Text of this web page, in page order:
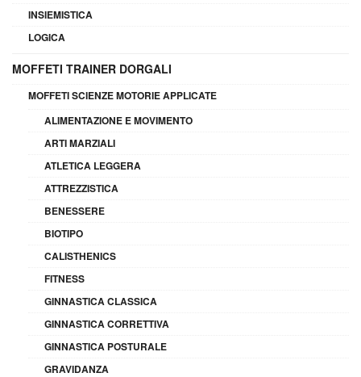
INSIEMISTICA
LOGICA
MOFFETI TRAINER DORGALI
MOFFETI SCIENZE MOTORIE APPLICATE
ALIMENTAZIONE E MOVIMENTO
ARTI MARZIALI
ATLETICA LEGGERA
ATTREZZISTICA
BENESSERE
BIOTIPO
CALISTHENICS
FITNESS
GINNASTICA CLASSICA
GINNASTICA CORRETTIVA
GINNASTICA POSTURALE
GRAVIDANZA